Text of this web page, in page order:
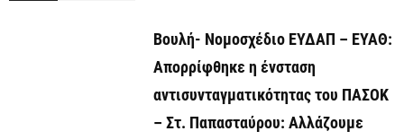
Βουλή- Νομοσχέδιο ΕΥΔΑΠ – ΕΥΑΘ:
Απορρίφθηκε η ένσταση
αντισυνταγματικότητας του ΠΑΣΟΚ
– Στ. Παπασταύρου: Αλλάζουμε